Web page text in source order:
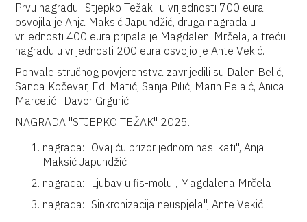
Prvu nagradu "Stjepko Težak" u vrijednosti 700 eura
osvojila je Anja Maksić Japundžić, druga nagrada u
vrijednosti 400 eura pripala je Magdaleni Mrčela, a treću
nagradu u vrijednosti 200 eura osvojio je Ante Vekić.
Pohvale stručnog povjerenstva zavrijedili su Dalen Belić,
Sanda Kočevar, Edi Matić, Sanja Pilić, Marin Pelaić, Anica
Marcelić i Davor Grgurić.
NAGRADA "STJEPKO TEŽAK" 2025.:
nagrada: "Ovaj ću prizor jednom naslikati", Anja
Maksić Japundžić
nagrada: "Ljubav u fis-molu", Magdalena Mrčela
nagrada: "Sinkronizacija neuspjela", Ante Vekić